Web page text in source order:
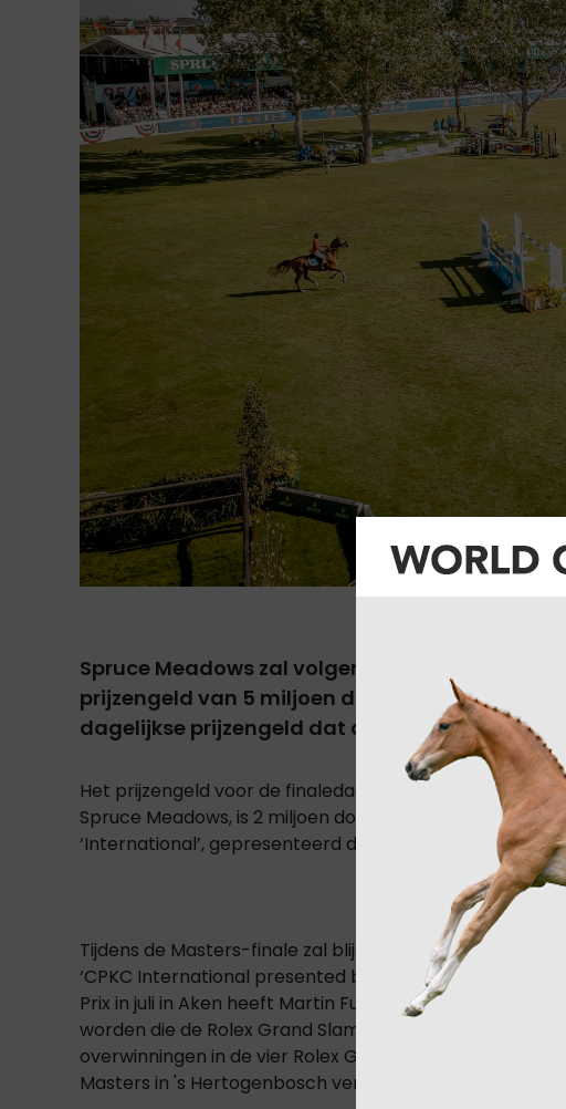
Spruce Meadows zal volgende maand
prijzengeld van 5 miljoen dollar in de Rolex
dagelijkse prijzengeld dat ooit in de springsport
Het prijzengeld voor de finaledag, die deel uitmaakt
Spruce Meadows, is 2 miljoen dollar hoger dan vorig
‘International’, gepresenteerd door Rolex, een nieuw
Tijdens de Masters-finale zal blijken of Martin Fuchs
‘CPKC International presented by Rolex’ kan winnen.
Prix in juli in Aken heeft Martin Fuchs vooral de kans om
worden die de Rolex Grand Slam of Show Jumping
overwinningen in de vier Rolex Grand Slam Majors CHIO
Masters in 's Hertogenbosch vereist zijn.